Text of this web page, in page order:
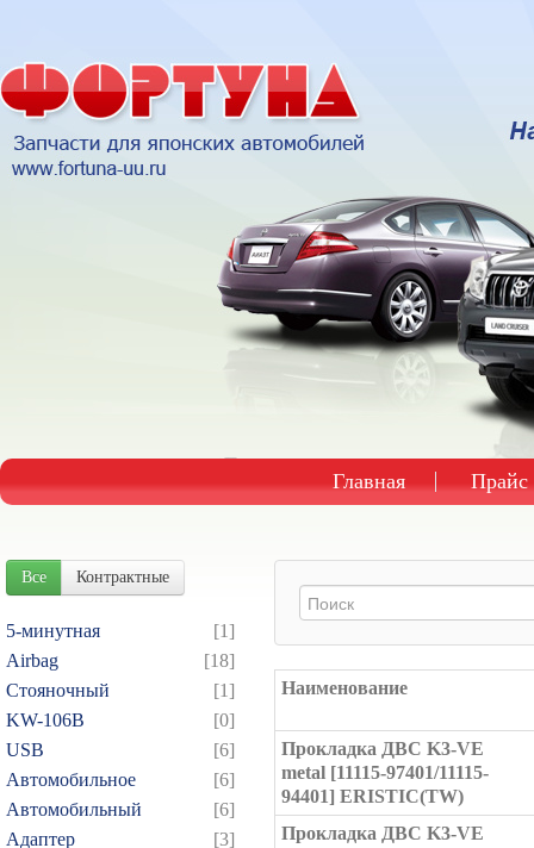
Главная Прайс
Все Контрактные
5-минутная
[1]
Airbag
[18]
Cтояночный
[1]
KW-106B
[0]
USB
[6]
Автомобильное
[6]
Автомобильный
[6]
Адаптер
[3]
Наименование
Прокладка ДВС K3-VE
metal [11115-97401/11115-
94401] ERISTIC(TW)
Прокладка ДВС K3-VE